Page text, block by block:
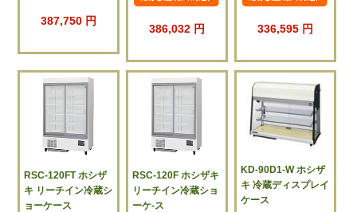
387,750 円
386,032 円 336,595 円
RSC-120FT ホシザ
キ リーチイン冷蔵シ
ョーケース
RSC-120F ホシザキ
リーチイン冷蔵ショ
ーケ-ス
KD-90D1-W ホシザ
キ 冷蔵ディスプレイ
ケース